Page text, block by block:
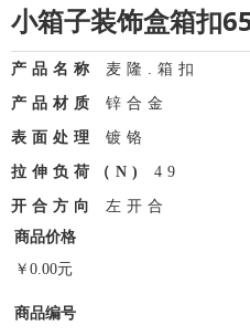
小箱子装饰盒箱扣
产品名称 麦隆.箱扣
产品材质 锌合金
表面处理 镀铬
拉伸负荷（N) 49
开合方向
左开合
商品价格
￥ 0.00元
商品编号